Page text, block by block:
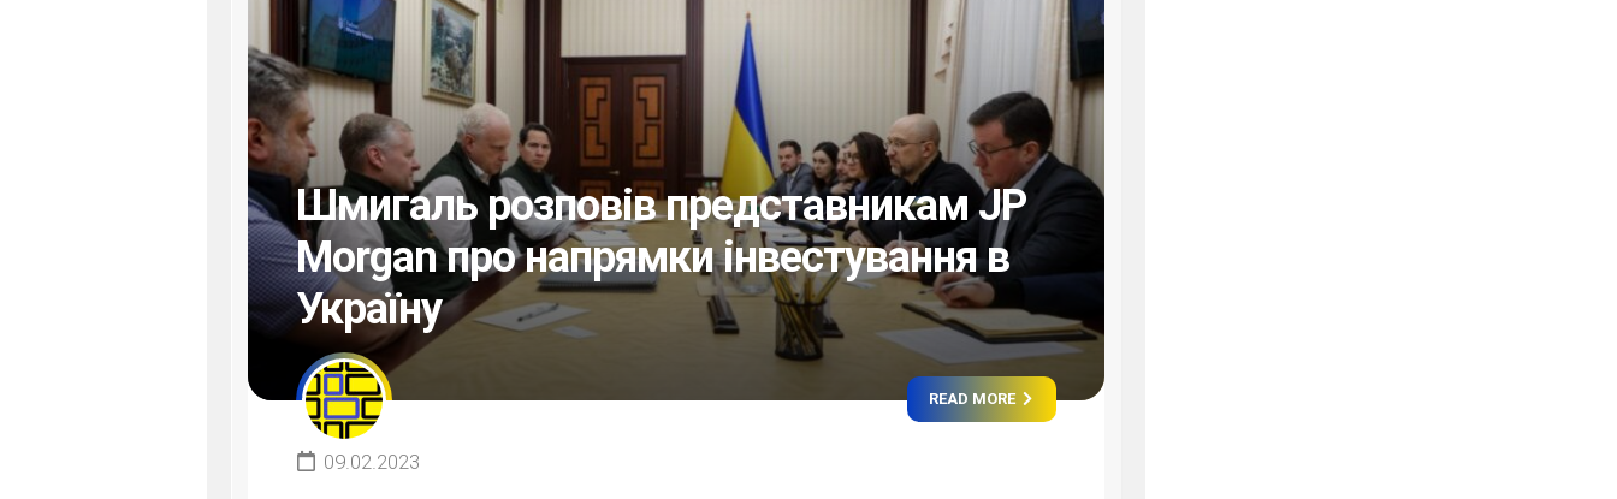
Шмигаль розповів представникам JP
Morgan про напрямки інвестування в
Україну
READ MORE
09.02.2023